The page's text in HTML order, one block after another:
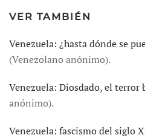
VER TAMBIÉN
Venezuela: ¿hasta dónde se
(Venezolano anónimo).
Venezuela: Diosdado, el terror
anónimo).
Venezuela: fascismo del siglo